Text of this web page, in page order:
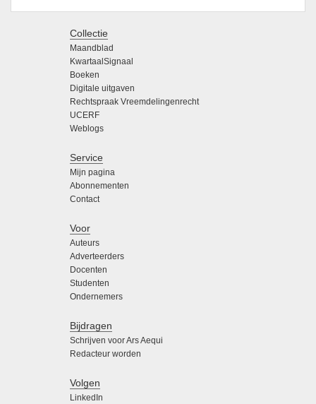
Collectie
Maandblad
KwartaalSignaal
Boeken
Digitale uitgaven
Rechtspraak Vreemdelingenrecht
UCERF
Weblogs
Service
Mijn pagina
Abonnementen
Contact
Voor
Auteurs
Adverteerders
Docenten
Studenten
Ondernemers
Bijdragen
Schrijven voor Ars Aequi
Redacteur worden
Volgen
LinkedIn